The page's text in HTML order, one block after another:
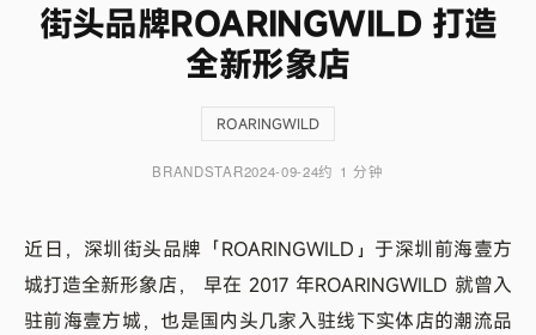
街头品牌ROARINGWILD 打造
全新形象店
ROARINGWILD
BRANDSTAR2024-09-24约 1 分钟
近日，深圳街头品牌「ROARINGWILD」于深圳前海壹方
城打造全新形象店， 早在 2017 年ROARINGWILD 就曾入
驻前海壹方城，也是国内头几家入驻线下实体店的潮流品